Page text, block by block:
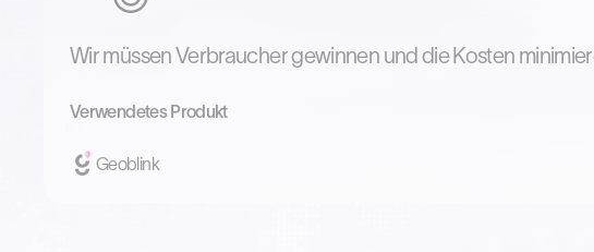
Wir müssen Verbraucher gewinnen und die Kosten
Verwendetes Produkt
Geoblink